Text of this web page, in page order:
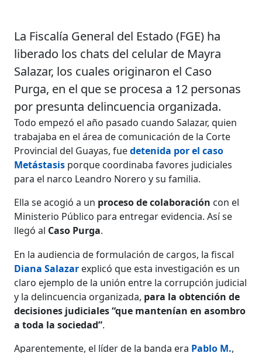
La Fiscalía General del Estado (FGE) ha
liberado los chats del celular de Mayra
Salazar, los cuales originaron el Caso
Purga, en el que se procesa a 12 personas
por presunta delincuencia organizada.
Todo empezó el año pasado cuando Salazar, quien
trabajaba en el área de comunicación de la Corte
Provincial del Guayas, fuedetenida por el caso
Metástasis porque coordinaba favores judiciales
para el narco Leandro Norero y su familia.
Ella se acogió a un proceso de colaboración con el
Ministerio Público para entregar evidencia. Así se
llegó al Caso Purga.
En la audiencia de formulación de cargos, la fiscal
Diana Salazar explicó que esta investigación es un
claro ejemplo de la unión entre la corrupción judicial
y la delincuencia organizada, para la obtención de
decisiones judiciales “que mantenían en asombro
a toda la sociedad”.
Aparentemente, el líder de la banda era Pablo M.,